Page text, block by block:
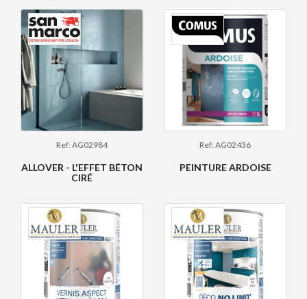
Ref: AG02984
ALLOVER - L'EFFET BÉTON
CIRÉ
Ref: AG02436
PEINTURE ARDOISE